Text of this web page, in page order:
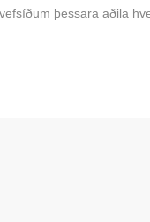
þessara aðila